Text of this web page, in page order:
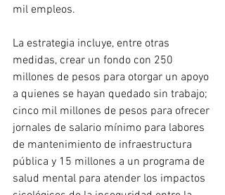
mil empleos.
La estrategia incluye, entre otras
medidas, crear un fondo con 250
millones de pesos para otorgar un apoyo
a quienes se hayan quedado sin trabajo;
cinco mil millones de pesos para ofrecer
jornales de salario mínimo para labores
de mantenimiento de infraestructura
pública y 15 millones a un programa de
salud mental para atender los impactos